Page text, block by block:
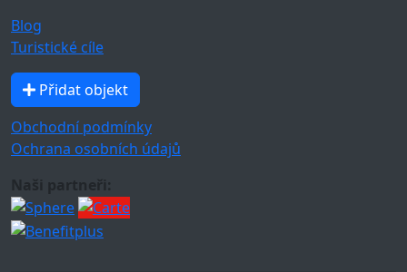
Blog
Turistické cíle
Přidat objekt
Obchodní podmínky
Ochrana osobních údajů
Naši partneři: